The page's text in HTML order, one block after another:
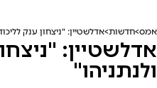
אמס חדשות אדלשטיין: "ניצחון ענק
אדלשטיין:
ולנתניהו"